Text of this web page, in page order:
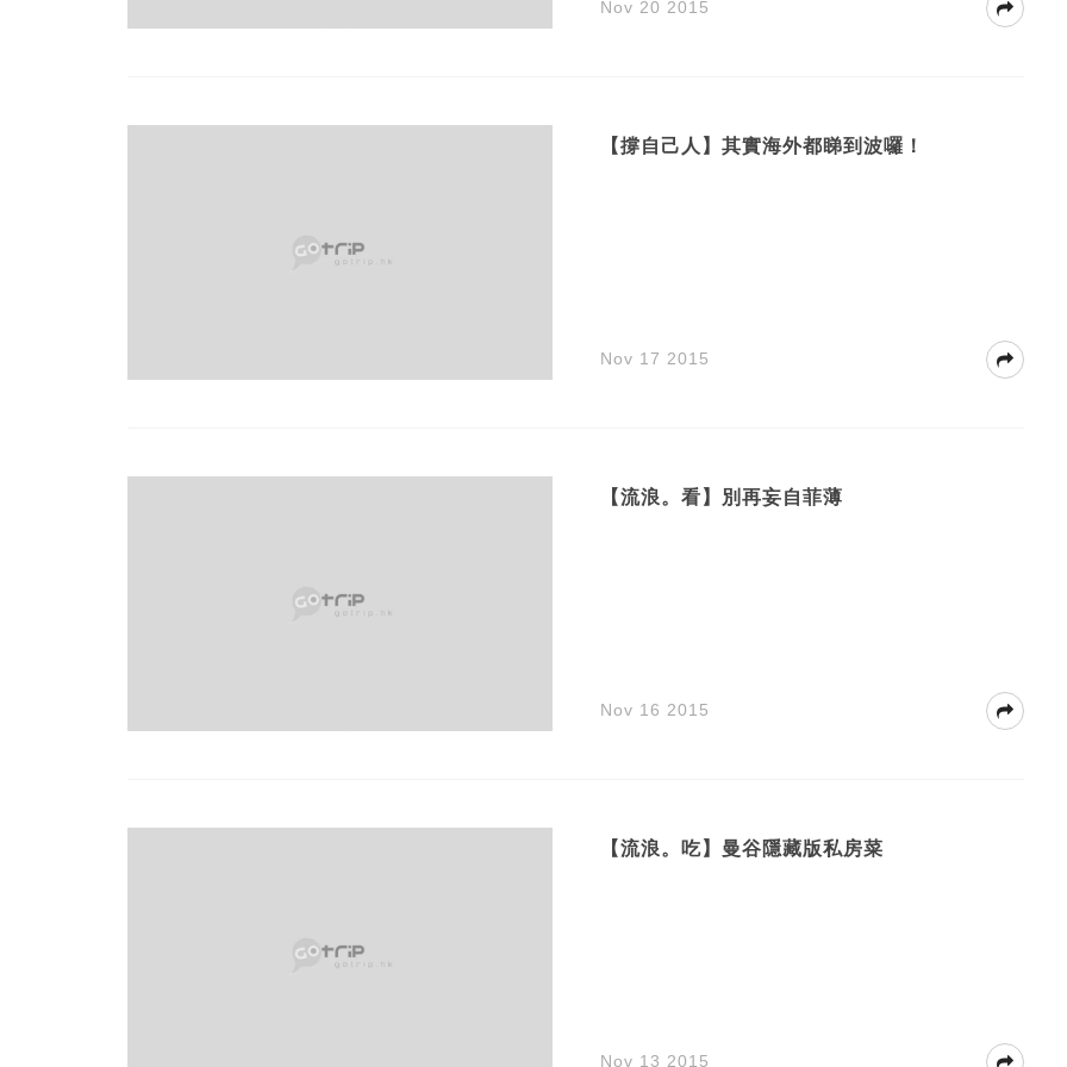
Nov 20 2015
【撐自己人】其實海外都睇到波囉！
Nov 17 2015
【流浪。看】別再妄自菲薄
Nov 16 2015
【流浪。吃】曼谷隱藏版私房菜
Nov 13 2015